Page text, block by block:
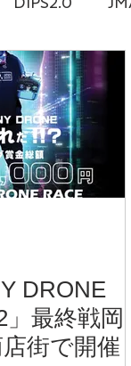
白石麻衣
ン免許 ド
DRONE
」最終戦岡
街で開催